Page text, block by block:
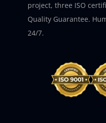
project, three ISO
Quality Guarantee.
24/7.